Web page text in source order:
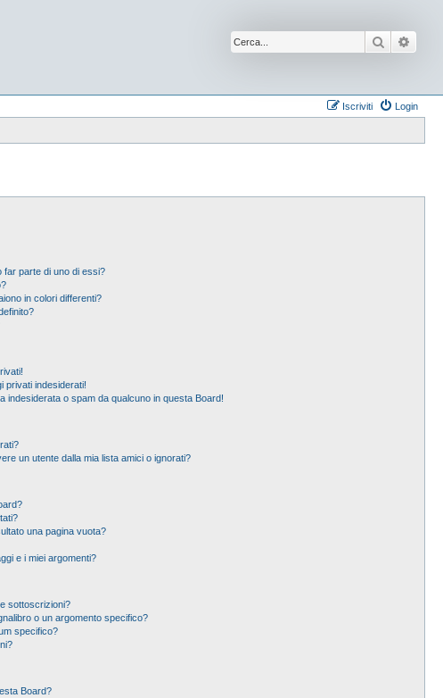
Cerca
Login
Iscriviti
far parte di uno di essi?
in colori differenti?
privati indesiderati!
indesiderata o spam da qualcuno in questa Board!
un utente dalla mia lista amici o ignorati?
una pagina vuota?
e i miei argomenti?
sottoscrizioni?
o un argomento specifico?
specifico?
Board?